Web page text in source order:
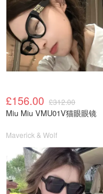
£156.00 £312.00
Miu Miu VMU01V猫眼眼镜
Maverick & Wolf